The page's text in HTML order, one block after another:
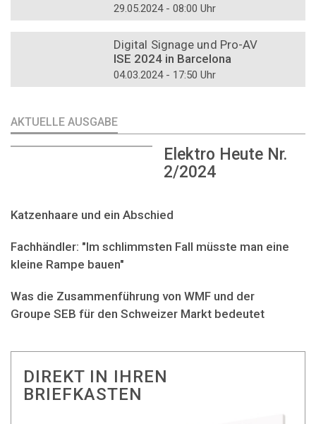
29.05.2024 - 08:00 Uhr
Digital Signage und Pro-AV
ISE 2024 in Barcelona
04.03.2024 - 17:50 Uhr
AKTUELLE AUSGABE
Elektro Heute Nr.
2/2024
Katzenhaare und ein Abschied
Fachhändler: "Im schlimmsten Fall müsste man eine
kleine Rampe bauen"
Was die Zusammenführung von WMF und der
Groupe SEB für den Schweizer Markt bedeutet
DIREKT IN IHREN
BRIEFKASTEN